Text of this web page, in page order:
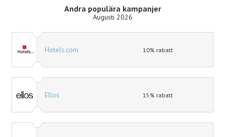
Andra populära kampanjer
Augusti 2026
Hotels.com 10% rabatt
Ellos 15% rabatt